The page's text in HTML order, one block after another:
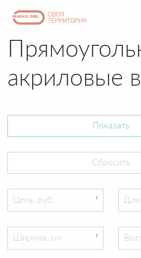
акриловые
Цена, руб:
Ширина, см